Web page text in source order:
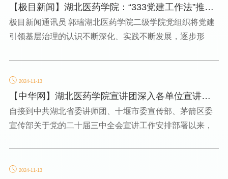
【极目新闻】湖北医药学院：“333党建工作法”推动
高校基层党建...
极目新闻通讯员 郭瑞湖北医药学院二级学院党组织将党建
引领基层治理的认识不断深化、实践不断发展，逐步形
2024-11-13
【中华网】湖北医药学院宣讲团深入各单位宣讲党
的二十届三中全会...
自接到中共湖北省委讲师团、十堰市委宣传部、茅箭区委
宣传部关于党的二十届三中全会宣讲工作安排部署以来，
2024-11-13